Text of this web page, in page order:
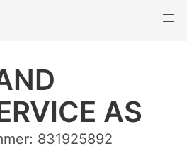
AS
831925892